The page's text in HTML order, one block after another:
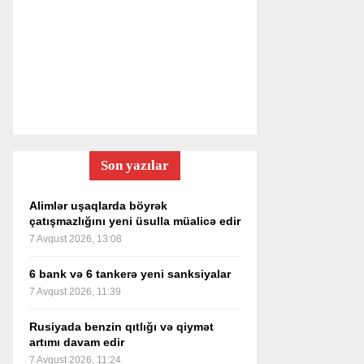
Son yazılar
Alimlər uşaqlarda böyrək
çatışmazlığını yeni üsulla müalicə edir
7 Avqust 2026, 13:08
6 bank və 6 tankerə yeni sanksiyalar
7 Avqust 2026, 11:39
Rusiyada benzin qıtlığı və qiymət
artımı davam edir
7 Avqust 2026, 11:24